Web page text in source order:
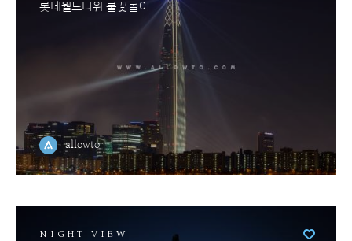
롯데월드타워 불꽃놀이
allowto
NIGHT VIEW